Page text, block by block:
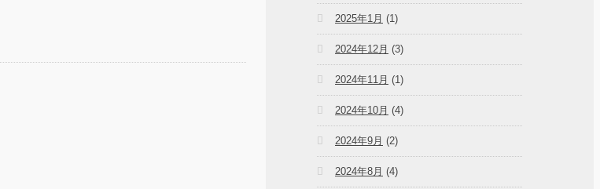
2025年1月 (1)
2024年12月 (3)
2024年11月 (1)
2024年10月 (4)
2024年9月 (2)
2024年8月 (4)